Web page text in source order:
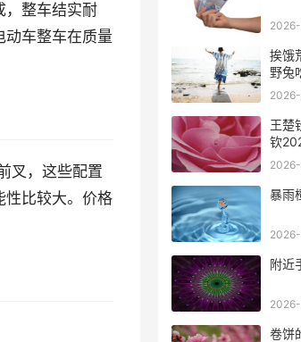
，整车结实耐
动车整车在质量
叉，这些配置
性比较大。价格
挨饿
野兔
王楚
钦
暴雨
附近
卷饼